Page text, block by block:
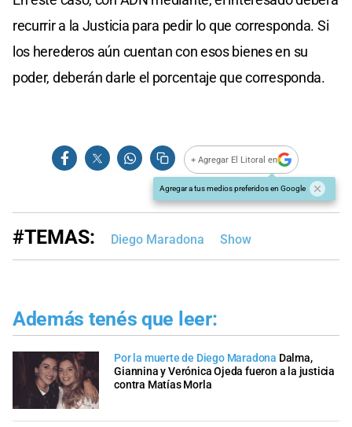
recurrir a la Justicia para pedir lo que corresponda. Si
los herederos aún cuentan con esos bienes en su
poder, deberán darle el porcentaje que corresponda.
+ Agregar El Litoral en
Agregar a tus medios preferidos en Google
#TEMAS: Diego Maradona Show
Además tenés que leer:
Por la muerte de Diego Maradona Dalma,
Giannina y Verónica Ojeda fueron a la justicia
contra Matías Morla